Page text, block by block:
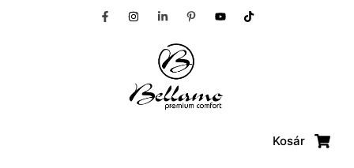
Kosár